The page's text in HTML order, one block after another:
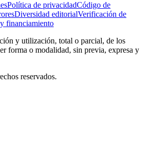
Política de privacidadCódigo de
Diversidad editorialVerificación de
financiamiento
y utilización, total o parcial, de los
forma o modalidad, sin previa, expresa y
reservados.